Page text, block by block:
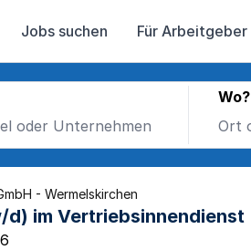
Jobs suchen Für Arbeitgeber
Wo?
- Wermelskirchen
im Vertriebsinnendienst